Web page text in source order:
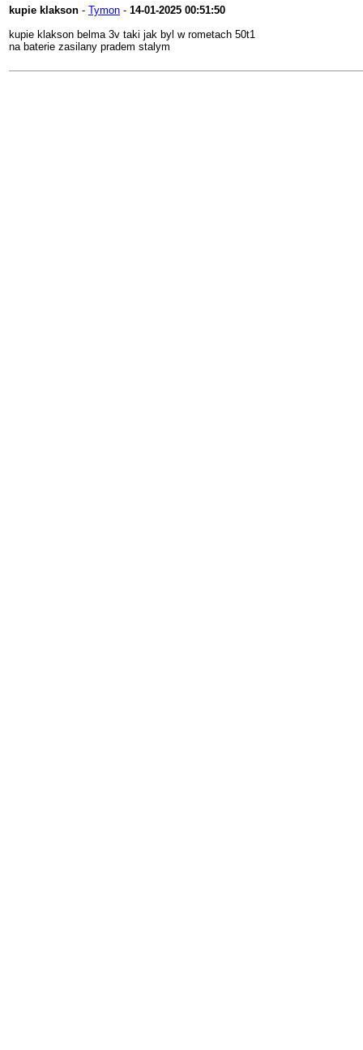
kupie klakson - Tymon - 14-01-2025 00:51:50
kupie klakson belma 3v taki jak byl w rometach 50t1
na baterie zasilany pradem stalym